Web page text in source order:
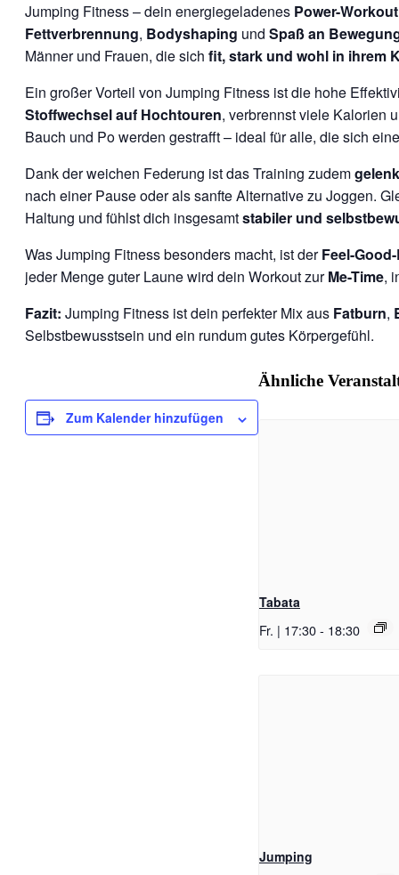
Jumping Fitness – dein energiegeladenes Power-Workout
Fettverbrennung, Bodyshaping und Spaß an
Männer und Frauen, die sich fit, stark und wohl in ihrem
Ein großer Vorteil von Jumping Fitness ist die hohe
Stoffwechsel auf Hochtouren, verbrennst viele Kalorien
Bauch und Po werden gestrafft – ideal für alle, die sich
Dank der weichen Federung ist das Training zudem
nach einer Pause oder als sanfte Alternative zu Joggen.
Haltung und fühlst dich insgesamtstabiler und
Was Jumping Fitness besonders macht, ist derFeel-
jeder Menge guter Laune wird dein Workout zurMe-Time,
Fazit: Jumping Fitness ist dein perfekter Mix aus Fatburn,
Selbstbewusstsein und ein rundum gutes Körpergefühl.
Zum Kalender hinzufügen
Ähnliche
Tabata
Fr. | 17:30- 18:30
Jumping